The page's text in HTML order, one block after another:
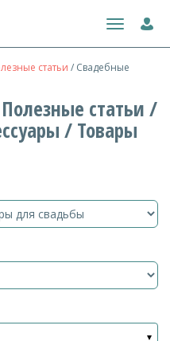
Toggle
статьи / Свадебные
статьи /
/ Товары